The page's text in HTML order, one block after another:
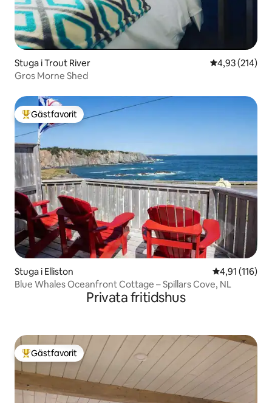
Stuga i Trout River 4,93 av 5 i
4,93 (214)
Gros Morne Shed
Populär gästfavorit
Gästfavorit
Stuga i Elliston 4,91 av 5 i
4,91 (116)
Blue Whales Oceanfront Cottage – Spillars Cove, NL
Privata fritidshus
Populär gästfavorit
Gästfavorit